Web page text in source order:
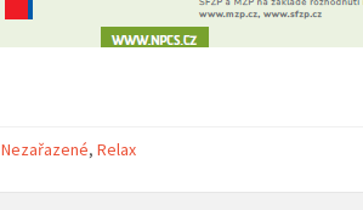
Nezařazené, Relax